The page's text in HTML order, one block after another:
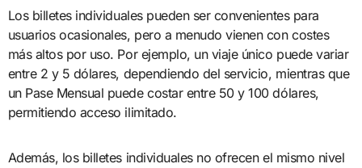
Los billetes individuales pueden ser convenientes para
usuarios ocasionales, pero a menudo vienen con costes
más altos por uso. Por ejemplo, un viaje único puede variar
entre 2 y 5 dólares, dependiendo del servicio, mientras que
un Pase Mensual puede costar entre 50 y 100 dólares,
permitiendo acceso ilimitado.
Además, los billetes individuales no ofrecen el mismo nivel